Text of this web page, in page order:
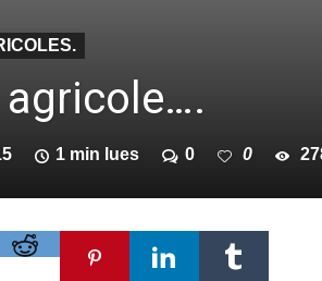
agricole….
1 min lues 0 0